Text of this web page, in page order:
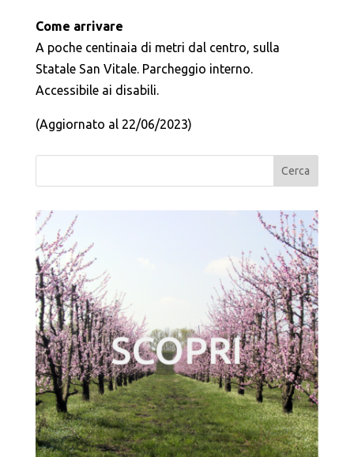
Come arrivare
A poche centinaia di metri dal centro, sulla
Statale San Vitale. Parcheggio interno.
Accessibile ai disabili.
(Aggiornato al 22/06/2023)